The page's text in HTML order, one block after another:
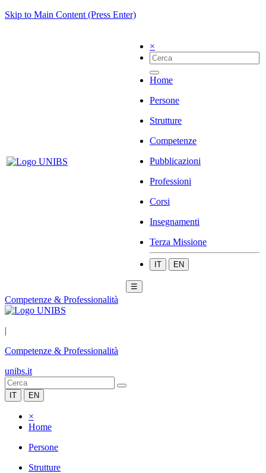
Skip to Main Content (Press Enter)
×
Home
Persone
Strutture
Competenze
Pubblicazioni
Professioni
Corsi
Insegnamenti
Terza Missione
IT EN
☰
Competenze & Professionalità
|
Competenze & Professionalità
unibs.it
IT EN
×
Home
Persone
Strutture